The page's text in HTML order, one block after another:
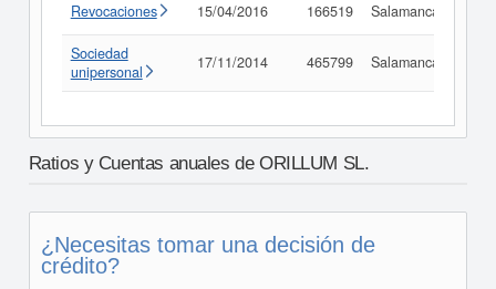
Revocaciones 15/04/2016 166519 Salamanca
Sociedad
unipersonal
17/11/2014 465799 Salamanca
Ratios y Cuentas anuales de ORILLUM SL.
¿Necesitas tomar una decisión de
crédito?